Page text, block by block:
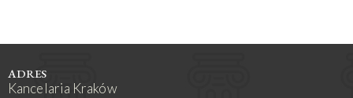
ADRES
Kancelaria Kraków